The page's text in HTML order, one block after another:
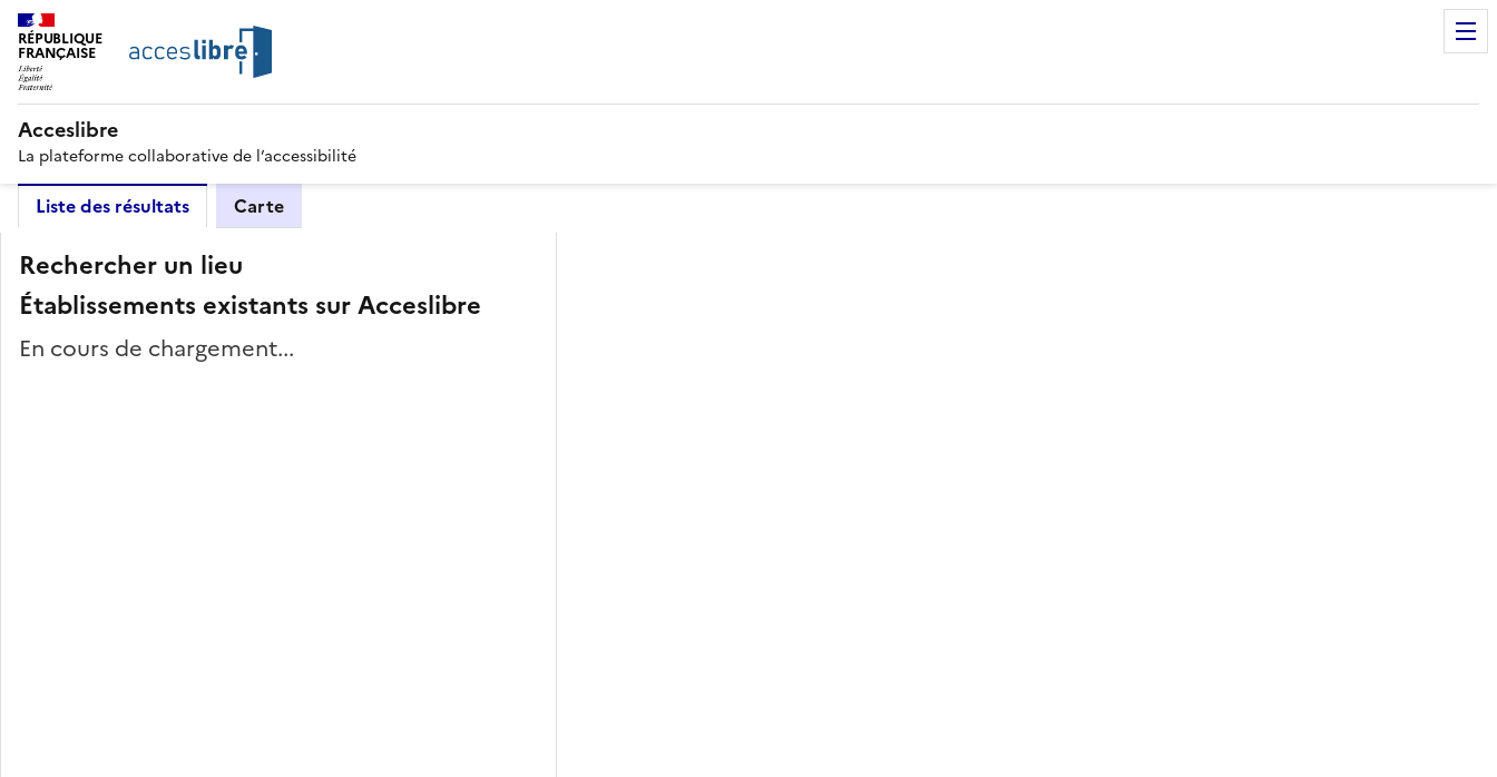
RÉPUBLIQUE
FRANÇAISE
Acceslibre
La plateforme collaborative de l’accessibilité
Liste des résultats Carte
Rechercher un lieu
Établissements existants sur Acceslibre
En cours de chargement...